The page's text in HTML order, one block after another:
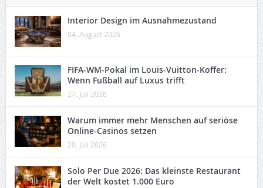
Interior Design im Ausnahmezustand
04. August 2026
FIFA-WM-Pokal im Louis-Vuitton-Koffer:
Wenn Fußball auf Luxus trifft
27. Juli 2026
Warum immer mehr Menschen auf seriöse
Online-Casinos setzen
20. Juli 2026
Solo Per Due 2026: Das kleinste Restaurant
der Welt kostet 1.000 Euro